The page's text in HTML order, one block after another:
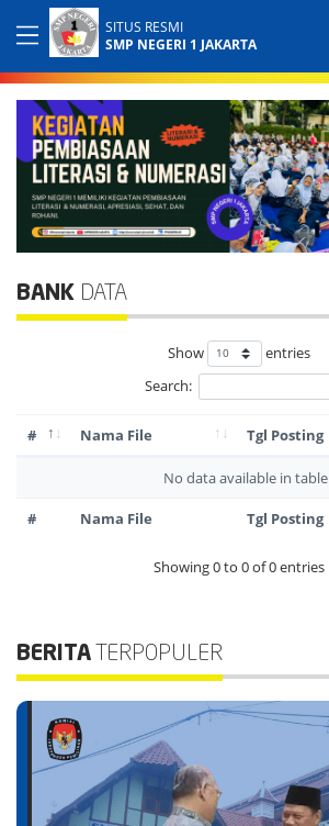
SITUS RESMI
SMP NEGERI 1 JAKARTA
BANK DATA
Show
entries
Search:
# Nama File Tgl Posting
No data available in table
# Nama File Tgl Posting
Showing 0 to 0 of 0 entries
BERITA TERPOPULER